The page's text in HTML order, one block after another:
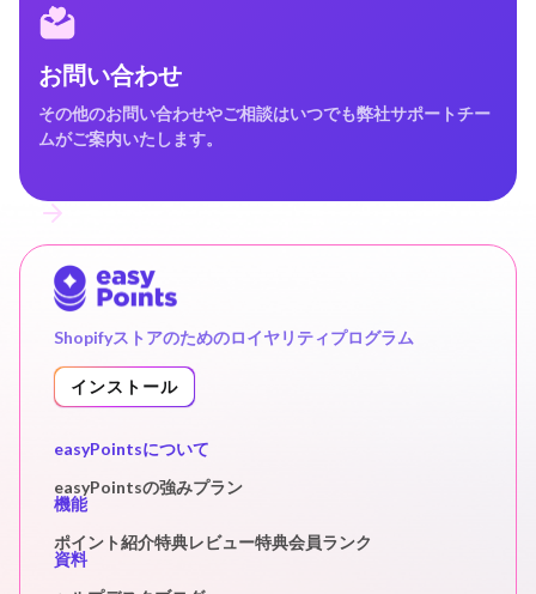
お問い合わせ
その他のお問い合わせやご相談はいつでも弊社サポートチー
ムがご案内いたします。
Shopifyストアのためのロイヤリティプログラム
インストール
easyPointsについて
easyPointsの強みプラン
機能
ポイント紹介特典レビュー特典会員ランク
資料